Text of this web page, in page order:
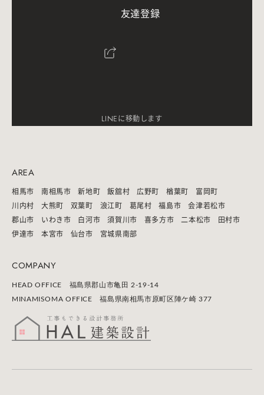
友達登録
LINEに移動します
AREA
相馬市 南相馬市 新地町 飯舘村 広野町 楢葉町
富岡町
川内村
大熊町 双葉町 浪江町 葛尾村 福島市
会津若松市
郡山市
いわき市 白河市 須賀川市 喜多方市 二本松市
田村市
伊達市
本宮市 仙台市 宮城県南部
COMPANY
HEAD OFFICE 福島県郡山市⻲田 2-19-14
MINAMISOMA OFFICE 福島県南相馬市原町区陣ケ崎 377